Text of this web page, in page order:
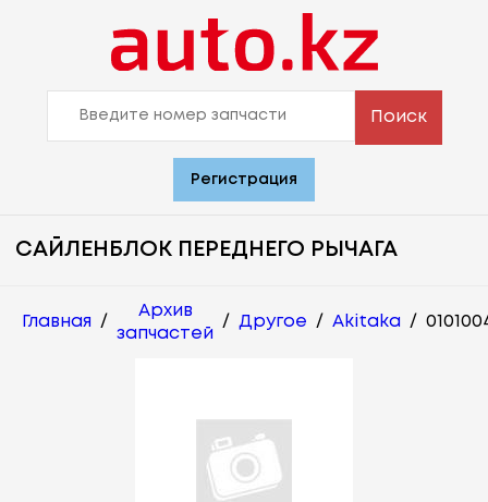
Поиск
Регистрация
САЙЛЕНБЛОК ПЕРЕДНЕГО РЫЧАГА
Главная /
Архив
запчастей
/ Другое / Akitaka /